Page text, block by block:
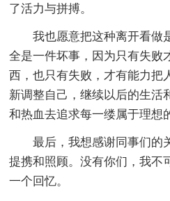
了活力与拼搏。
我也愿意把这种离开看做
全是一件坏事，因为只有失败
西，也只有失败，才有能力把
新调整自己，继续以后的生活
和热血去追求每一缕属于理想
最后，我想感谢同事们的
提携和照顾。没有你们，我不
一个回忆。